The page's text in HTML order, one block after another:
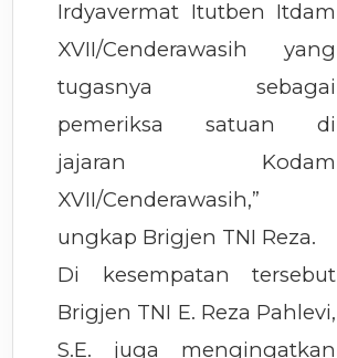
Irdyavermat Itutben Itdam
XVII/Cenderawasih yang
tugasnya sebagai
pemeriksa satuan di
jajaran Kodam
XVII/Cenderawasih,”
ungkap Brigjen TNI Reza.
Di kesempatan tersebut
Brigjen TNI E. Reza Pahlevi,
S.E. juga mengingatkan